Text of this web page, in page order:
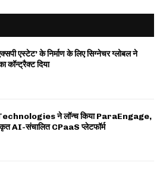
एस्टेट’ के निर्माण के लिए सिग्नेचर ग्लोबल ने
कॉन्ट्रैक्ट दिया
ने लॉन्च किया ParaEngage,
AI-संचालित CPaaS प्लेटफॉर्म